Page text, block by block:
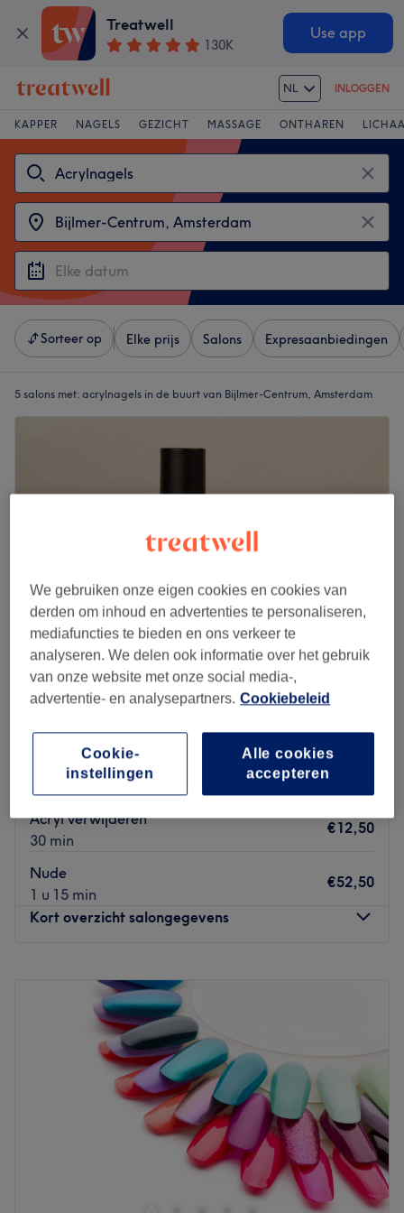
Treatwell
130K
Use app
NL INLOGGEN
KAPPER NAGELS GEZICHT MASSAGE ONTHAREN
Sorteer op Elke prijs Salons Expresaanbiedingen
5 salons met: acrylnagels in de buurt van Bijlmer-Centrum, Amsterdam
Lovely Nails By Nina
4,8
100 reviews
Stilleto vijlen extra
Acryl verwijderen
30 min
€12,50
Nude
1 u 15 min
€52,50
Kort overzicht salongegevens
Woensdag
Donderdag
09:30– 19:00
Gesloten
Lovely Nails By Nina is dé salon voor prachtige
nagelbehandelingen en stijlvolle box braids. Met oog
voor detail en een passie voor beauty creëert Nina unieke
en verzorgde looks die perfect passen bij de wensen van
We gebruiken onze eigen cookies en cookies van
derden om inhoud en advertenties te personaliseren,
mediafuncties te bieden en ons verkeer te
analyseren. We delen ook informatie over het gebruik
van onze website met onze social media-,
advertentie- en analysepartners. Cookiebeleid
Alle cookies
accepteren
Cookie-
instellingen